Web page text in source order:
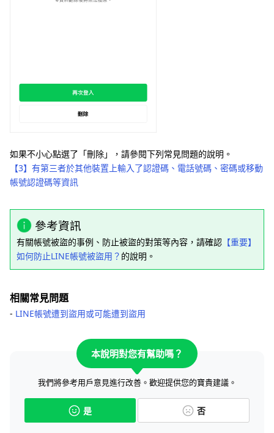
如果不小心點選了「刪除」，請參閱下列常見問題的說明。
【3】有第三者於其他裝置上輸入了認證碼、電話號碼、密碼或移動
帳號認證碼等資訊
參考資訊
有關帳號被盜的事例、防止被盜的對策等內容，請確認 【重要】
如何防止LINE帳號被盜用？ 的說明。
相關常見問題
‐ LINE帳號遭到盜用或可能遭到盜用
本說明對您有幫助嗎？
我們將參考用戶意見進行改善。歡迎提供您的寶貴建議。
是 否